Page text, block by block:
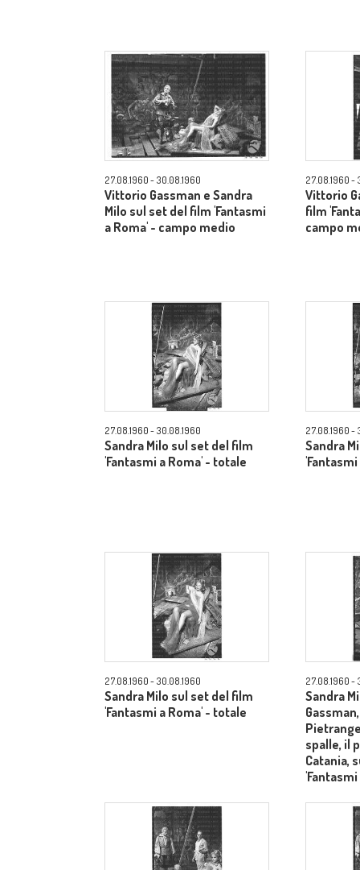
27.08.1960 - 30.08.1960
Vittorio Gassman e Sandra
Milo sul set del film 'Fantasmi
a Roma' - campo medio
27.08.1960 -
Vittorio
film
campo
27.08.1960 - 30.08.1960
Sandra Milo sul set del film
'Fantasmi a Roma' - totale
27.08.1960 -
Sandra
27.08.1960 - 30.08.1960
Sandra Milo sul set del film
'Fantasmi a Roma' - totale
27.08.1960 -
Sandra
spalle, il
Catania,